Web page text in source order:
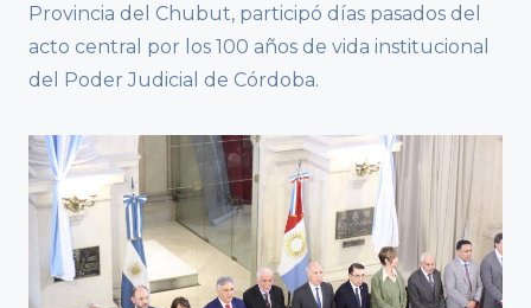
Provincia del Chubut, participó días pasados del
acto central por los 100 años de vida institucional
del Poder Judicial de Córdoba.